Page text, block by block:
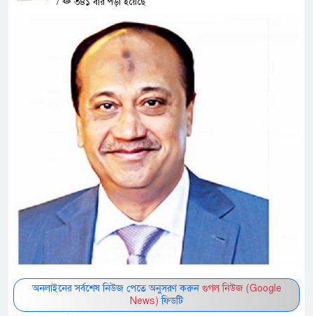
অনলাইনের সর্বশেষ নিউজ পেতে অনুসরণ করুন গুগল নিউজ (Google
News) ফিডটি